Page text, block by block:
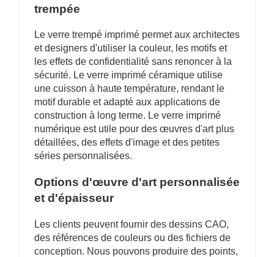
trempée
Le verre trempé imprimé permet aux architectes
et designers d'utiliser la couleur, les motifs et
les effets de confidentialité sans renoncer à la
sécurité. Le verre imprimé céramique utilise
une cuisson à haute température, rendant le
motif durable et adapté aux applications de
construction à long terme. Le verre imprimé
numérique est utile pour des œuvres d'art plus
détaillées, des effets d'image et des petites
séries personnalisées.
Options d'œuvre d'art personnalisée
et d'épaisseur
Les clients peuvent fournir des dessins CAO,
des références de couleurs ou des fichiers de
conception. Nous pouvons produire des points,